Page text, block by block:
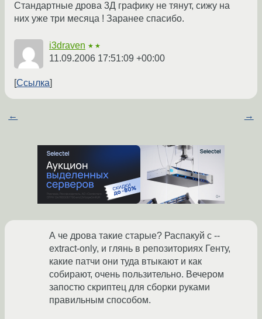
Стандартные дрова 3Д графику не тянут, сижу на
них уже три месяца ! Заранее спасибо.
i3draven ★★
11.09.2006 17:51:09 +00:00
Ссылка
← →
А че дрова такие старые? Распакуй с --
extract-only, и глянь в репозиториях Генту,
какие патчи они туда втыкают и как
собирают, очень пользительно. Вечером
запостю скриптец для сборки руками
правильным способом.